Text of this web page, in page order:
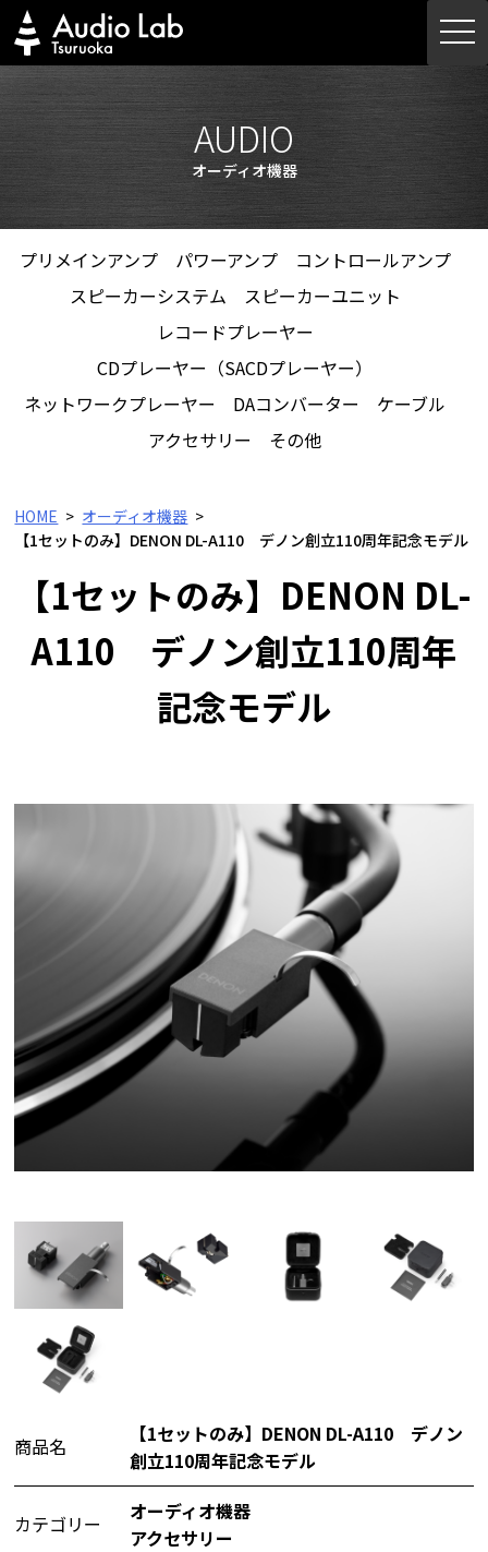
Skip
to
content
AUDIO
オーディオ機器
プリメインアンプ パワーアンプ
コントロールアンプ
スピーカーシステム
スピーカーユニット
レコードプレーヤー
CDプレーヤー（SACDプレーヤー）
ネットワークプレーヤー
DAコンバーター
ケーブル
アクセサリー
その他
HOME
オーディオ機器
【1セットのみ】DENON DL-A110 デノン創立110周年記念モデル
【1セットのみ】DENON DL-
A110 デノン創立110周年
記念モデル
商品名
【1セットのみ】DENON DL-A110 デノン
創立110周年記念モデル
カテゴリー
オーディオ機器
アクセサリー